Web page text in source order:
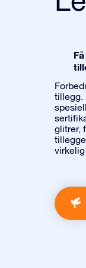
tillegg.
glitrer,